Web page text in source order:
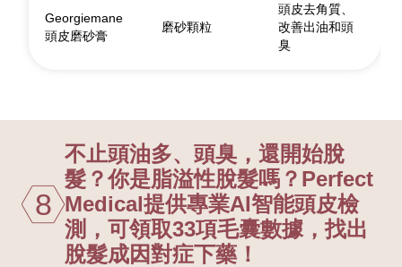
Georgiemane
頭皮磨砂膏
磨砂顆粒
頭皮去角質、
改善出油和頭
臭
8
不止頭油多、頭臭，還開始脫
髮？你是脂溢性脫髮嗎？Perfect
Medical提供專業AI智能頭皮檢
測，可領取33項毛囊數據，找出
脫髮成因對症下藥！